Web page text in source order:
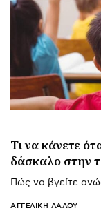
Τι να κάνετε
δάσκαλο στην
Πώς να βγείτε
ΑΓΓΕΛΙΚΉ ΛΆΛΟΥ